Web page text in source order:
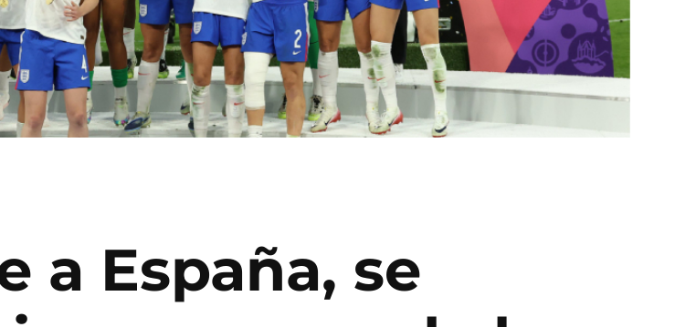
a España, se